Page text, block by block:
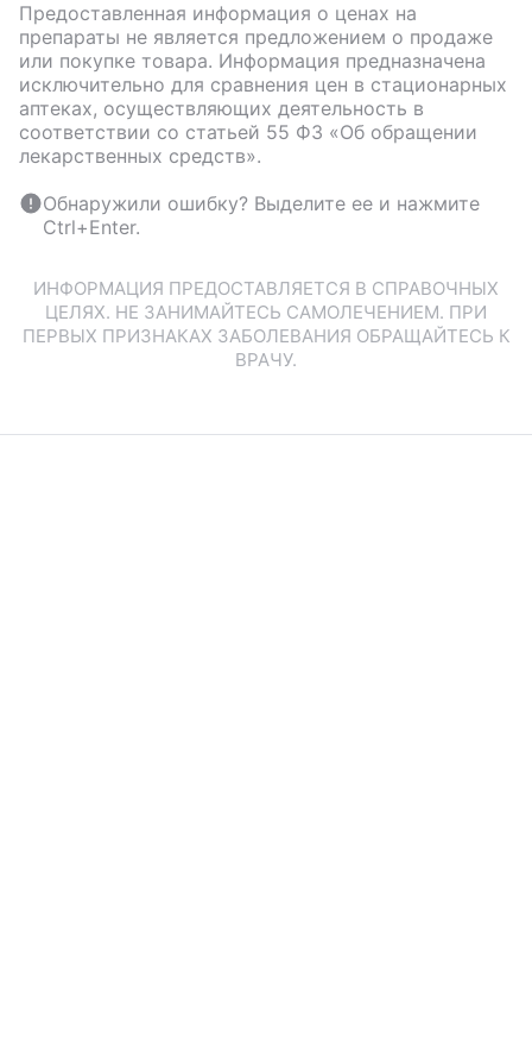
Предоставленная информация о ценах на
препараты не является предложением о продаже
или покупке товара. Информация предназначена
исключительно для сравнения цен в стационарных
аптеках, осуществляющих деятельность в
соответствии со статьей 55 ФЗ «Об обращении
лекарственных средств».
Обнаружили ошибку? Выделите ее и нажмите
Ctrl+Enter.
ИНФОРМАЦИЯ ПРЕДОСТАВЛЯЕТСЯ В СПРАВОЧНЫХ
ЦЕЛЯХ. НЕ ЗАНИМАЙТЕСЬ САМОЛЕЧЕНИЕМ. ПРИ
ПЕРВЫХ ПРИЗНАКАХ ЗАБОЛЕВАНИЯ ОБРАЩАЙТЕСЬ К
ВРАЧУ.